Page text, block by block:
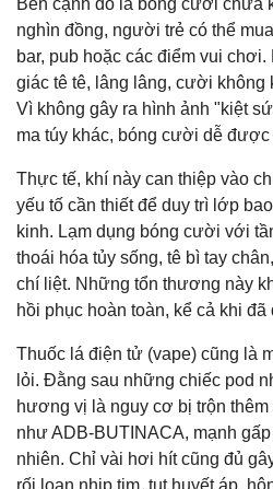
Bên cạnh đó là bóng cười chứa
nghìn đồng, người trẻ có thể
bar, pub hoặc các điểm vui chơi.
giác tê tê, lâng lâng, cười không
Vì không gây ra hình ảnh "kiệt
ma túy khác, bóng cười dễ được
Thực tế, khí này can thiệp vào
yếu tố cần thiết để duy trì lớp
kinh. Lạm dụng bóng cười với
thoái hóa tủy sống, tê bì tay
chí liệt. Những tổn thương này
hồi phục hoàn toàn, kể cả khi
Thuốc lá điện tử (vape) cũng là
lỏi. Đằng sau những chiếc pod
hương vị là nguy cơ bị trộn
như ADB-BUTINACA, mạnh
nhiên. Chỉ vài hơi hít cũng đủ